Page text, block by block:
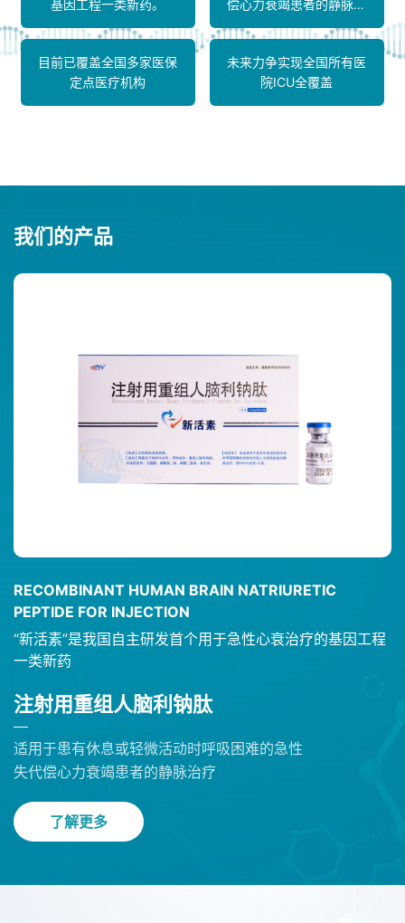
2024-08-20 - （已过期）车间门禁系统更新、阴凉库改造及洁净车间美化项目现场技术交流和项目投标20240819
基因工程一类新药。
偿心力衰竭患者的静脉治
目前已覆盖全国多家医保
定点医疗机构
未来力争实现全国所有医
院ICU全覆盖
我们的产品
RECOMBINANT HUMAN BRAIN NATRIURETIC
PEPTIDE FOR INJECTION
“新活素”是我国自主研发首个用于急性心衰治疗的基因工程
一类新药
注射用重组人脑利钠肽
适用于患有休息或轻微活动时呼吸困难的急性
失代偿心力衰竭患者的静脉治疗
了解更多